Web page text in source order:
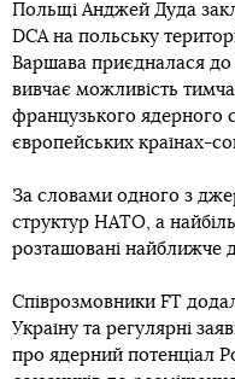
Польщі Анджей Дуда
DCA на польську
Варшава приєдналася до
вивчає можливість
французького ядерного
європейських країнах-
За словами одного з
структур НАТО, а
розташовані найближче
Співрозмовники FT
Україну та регулярні
про ядерний потенціал